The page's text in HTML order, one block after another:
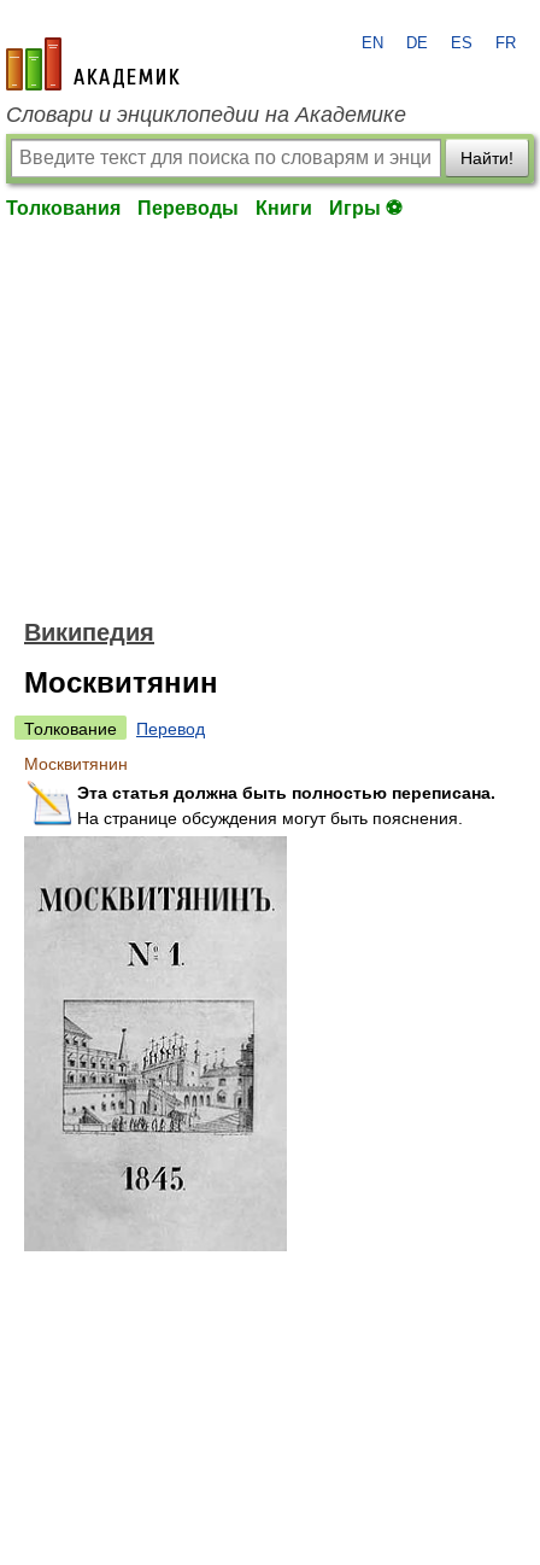
academic.ru
EN DE ES FR
Словари и энциклопедии на Академике
Найти!
Толкования Переводы Книги Игры ⚽
Википедия
Москвитянин
Толкование
Перевод
Москвитянин
Эта статья должна быть полностью переписана.
На странице обсуждения могут быть пояснения.